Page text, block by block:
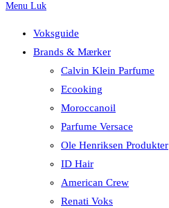
Menu Luk
Voksguide
Brands & Mærker
Calvin Klein Parfume
Ecooking
Moroccanoil
Parfume Versace
Ole Henriksen Produkter
ID Hair
American Crew
Renati Voks